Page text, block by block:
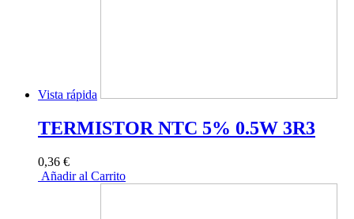
Vista rápida
TERMISTOR NTC 5% 0.5W 3R3
0,36 €
Añadir al Carrito